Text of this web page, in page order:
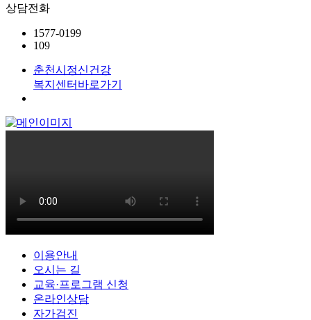
상담전화
1577-0199
109
춘천시정신건강
복지센터 바로가기
이용안내
오시는 길
교육·프로그램 신청
온라인상담
자가검진